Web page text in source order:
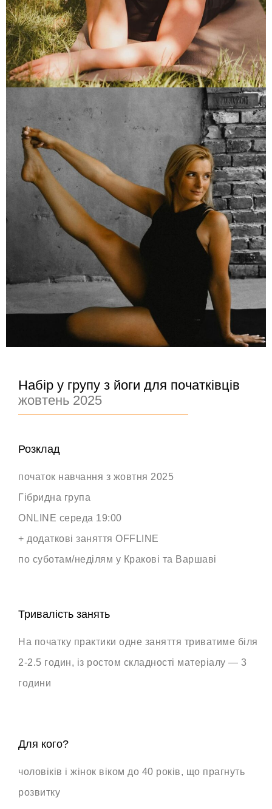
Набір у групу з йоги для початківців
жовтень 2025
Розклад
початок навчання з жовтня 2025
Гібридна група
ONLINE середа 19:00
+ додаткові заняття OFFLINE
по суботам/неділям у Кракові та Варшаві
Тривалість занять
На початку практики одне заняття триватиме біля
2-2.5 годин, із ростом складності матеріалу — 3
години
Для кого?
чоловіків і жінок віком до 40 років, що прагнуть
розвитку